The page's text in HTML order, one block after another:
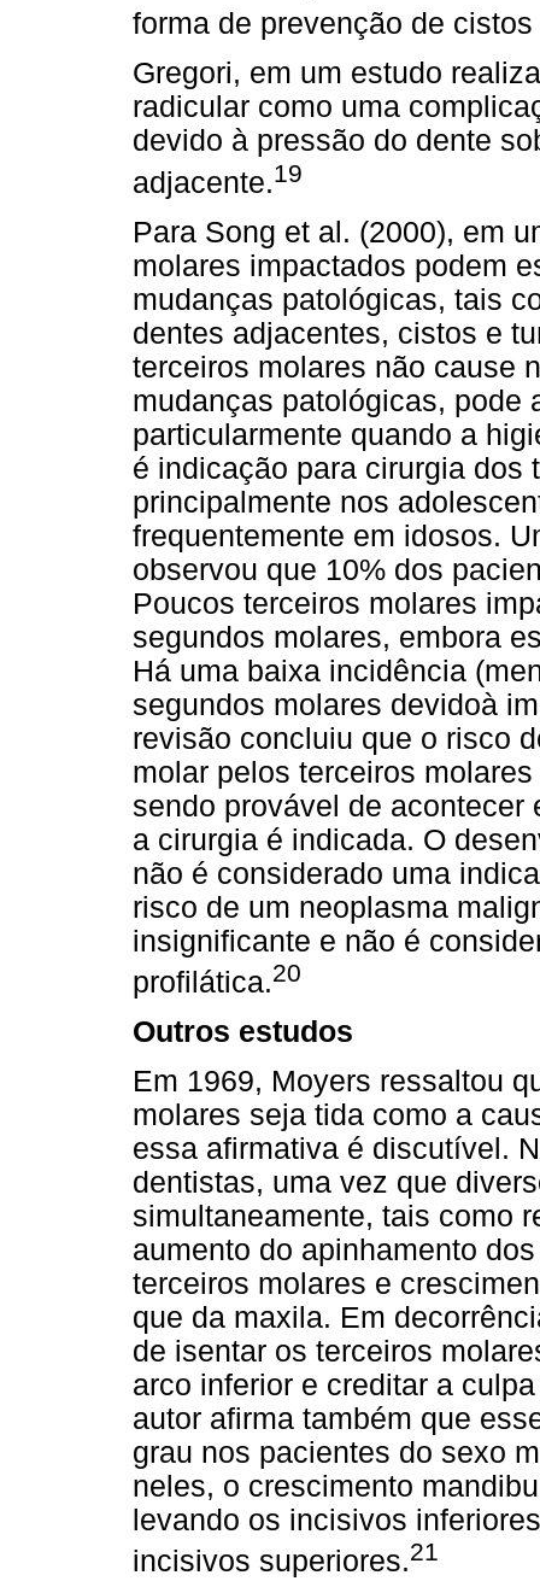
forma de prevenção de
Gregori, em um estudo
radicular como uma
devido à pressão do dente
adjacente.19
Para Song et al. (2000), em
molares impactados podem
mudanças patológicas, tais
dentes adjacentes, cistos e
terceiros molares não cause
mudanças patológicas, pode
particularmente quando a
é indicação para cirurgia dos
principalmente nos
frequentemente em idosos.
observou que 10% dos
Poucos terceiros molares
segundos molares, embora
Há uma baixa incidência
segundos molares devidoà
revisão concluiu que o risco
molar pelos terceiros
sendo provável de
a cirurgia é indicada. O
não é considerado uma
risco de um neoplasma
insignificante e não é
profilática.20
Outros estudos
Em 1969, Moyers ressaltou
molares seja tida como a
essa afirmativa é discutível.
dentistas, uma vez que
simultaneamente, tais como
aumento do apinhamento
terceiros molares e
que da maxila. Em
de isentar os terceiros
arco inferior e creditar a
autor afirma também que
grau nos pacientes do sexo
neles, o crescimento
levando os incisivos
incisivos superiores.21